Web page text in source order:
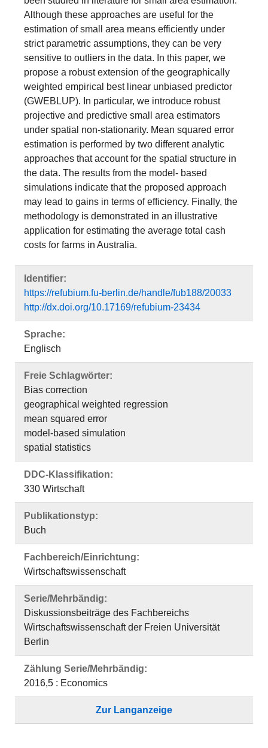
Although these approaches are useful for the
estimation of small area means efficiently under
strict parametric assumptions, they can be very
sensitive to outliers in the data. In this paper, we
propose a robust extension of the geographically
weighted empirical best linear unbiased predictor
(GWEBLUP). In particular, we introduce robust
projective and predictive small area estimators
under spatial non-stationarity. Mean squared error
estimation is performed by two different analytic
approaches that account for the spatial structure in
the data. The results from the model- based
simulations indicate that the proposed approach
may lead to gains in terms of efficiency. Finally, the
methodology is demonstrated in an illustrative
application for estimating the average total cash
costs for farms in Australia.
Identifier:
https://refubium.fu-berlin.de/handle/fub188/20033
http://dx.doi.org/10.17169/refubium-23434
Sprache:
Englisch
Freie Schlagwörter:
Bias correction
geographical weighted regression
mean squared error
model-based simulation
spatial statistics
DDC-Klassifikation:
330 Wirtschaft
Publikationstyp:
Buch
Fachbereich/Einrichtung:
Wirtschaftswissenschaft
Serie/Mehrbändig:
Diskussionsbeiträge des Fachbereichs
Wirtschaftswissenschaft der Freien Universität
Berlin
Zählung Serie/Mehrbändig:
2016,5 : Economics
Zur Langanzeige